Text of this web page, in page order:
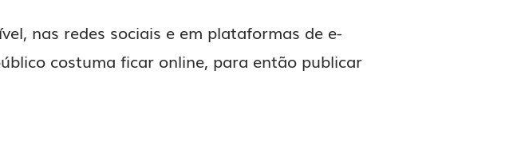
nas redes sociais e em plataformas de e-
costuma ficar online, para então publicar